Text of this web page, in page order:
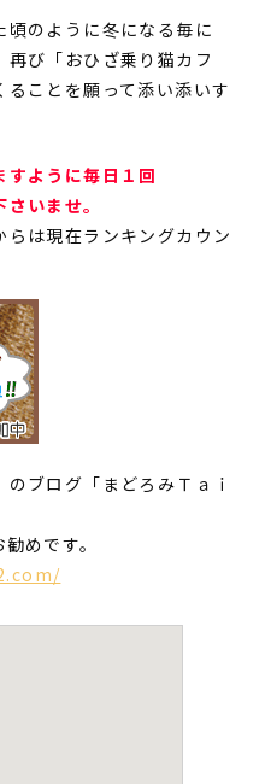
頃のように冬になる毎に
び「おひざ乗り猫カフ
ことを願って添い添いす
すように毎日１回
いませ。
は現在ランキングカウン
ブログ「まどろみＴａｉ
めです。